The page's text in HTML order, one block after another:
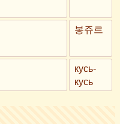
봉쥬르
кусь-
кусь